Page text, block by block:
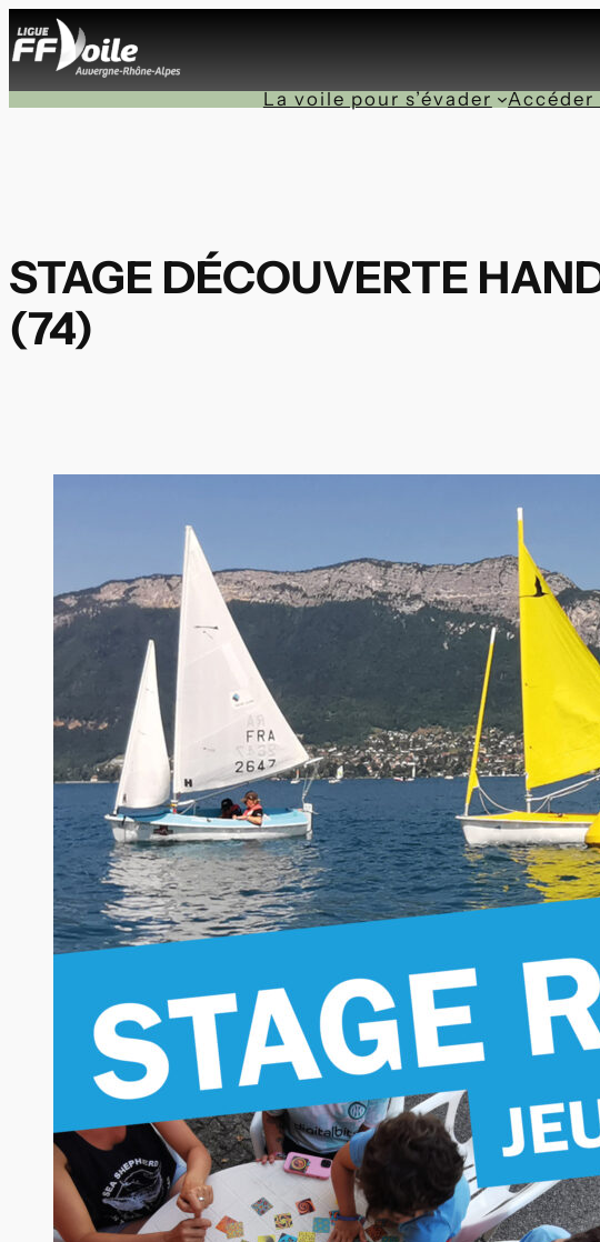
Aller
au
contenu
La voile pour s’évader Accéder
STAGE DÉCOUVERTE
(74)